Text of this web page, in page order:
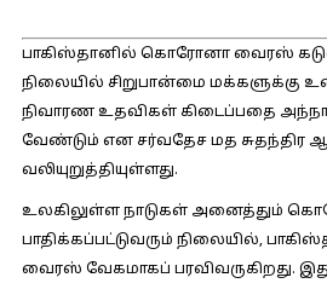
பாகிஸ்தானில் கொரோனா வைரஸ்
நிலையில் சிறுபான்மை மக்களுக்கு
நிவாரண உதவிகள் கிடைப்பதை
வேண்டும் என சர்வதேச மத
வலியுறுத்தியுள்ளது.
உலகிலுள்ள நாடுகள் அனைத்தும்
பாதிக்கப்பட்டுவரும் நிலையில்,
வைரஸ் வேகமாகப் பரவிவருகிறது.